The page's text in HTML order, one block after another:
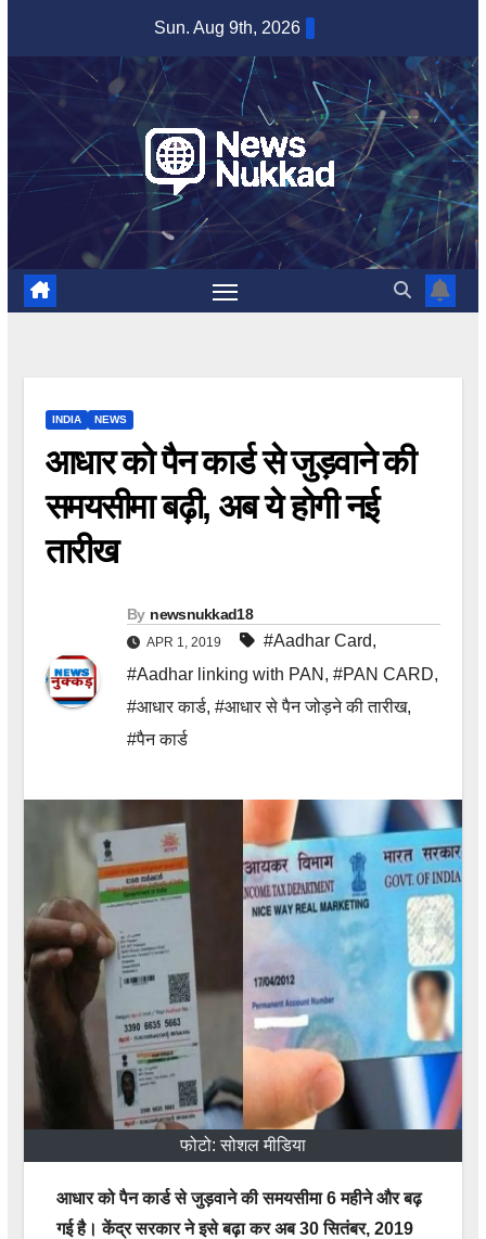
content
Sun. Aug 9th, 2026
INDIA NEWS
आधार को पैन कार्ड से जुड़वाने की
समयसीमा बढ़ी, अब ये होगी नई
तारीख
By newsnukkad18
APR 1, 2019 #Aadhar Card,
#Aadhar linking with PAN , #PAN CARD,
#आधार कार्ड, #आधार से पैन जोड़ने की तारीख,
#पैन कार्ड
फोटो: सोशल मीडिया
आधार को पैन कार्ड से जुड़वाने की समयसीमा 6 महीने और बढ़
गई है। केंद्र सरकार ने इसे बढ़ा कर अब 30 सितंबर, 2019